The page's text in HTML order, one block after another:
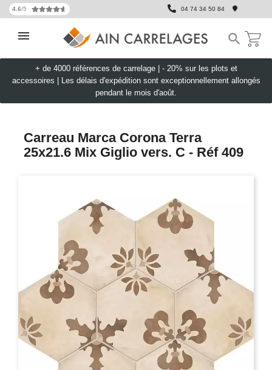
4.6/5 04 74 34 50 84

+ de 4000 références de carrelage | - 20% sur les plots et
accessoires
Les délais d'expédition sont exceptionnellement allongés
pendant le mois d'août.
Carreau Marca Corona Terra
25x21.6 Mix Giglio vers. C - Réf 409